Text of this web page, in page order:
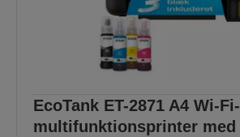
EcoTank ET-2871 A4 Wi-Fi-
multifunktionsprinter med